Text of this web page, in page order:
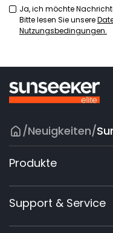
Ja, ich möchte
Bitte lesen Sie unsere
Nutzungsbedingungen.
/Neuigkeiten/
Produkte
X7 / X7 Plus Gen 2
X9 Serie
X5 Gen 2
Support & Service
Support-Center